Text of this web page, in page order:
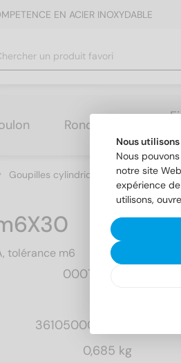
EN ACIER INOXYDABLE
Rondelles
Goupilles cylindriques DIN 7
tolérance m6
000726  30
3610500036972
0,685 kg
Nous
Nous
notre site
expérience
utilisons,